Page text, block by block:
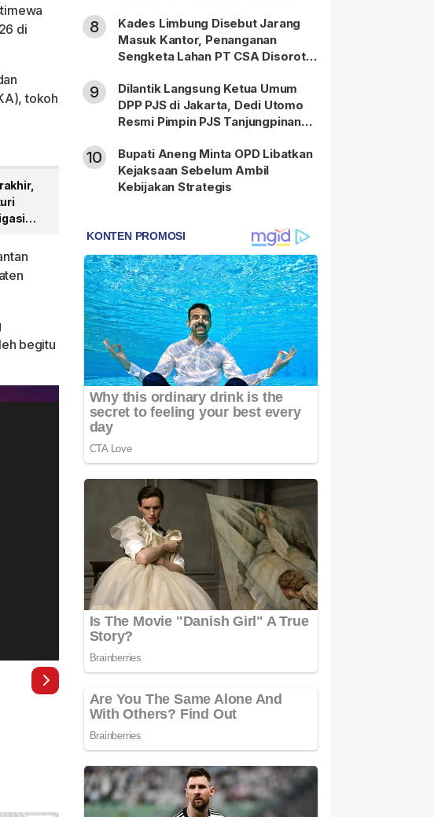
di
tokoh
begitu
8
Kades Limbung Disebut Jarang
Masuk Kantor, Penanganan
Sengketa Lahan PT CSA Disorot
9
Dilantik Langsung Ketua Umum
DPP PJS di Jakarta, Dedi Utomo
Resmi Pimpin PJS Tanjungpinang-
10
Bupati Aneng Minta OPD Libatkan
Kejaksaan Sebelum Ambil
Kebijakan Strategis